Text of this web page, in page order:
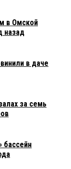
в Омской
назад
в даче
за семь
бассейн